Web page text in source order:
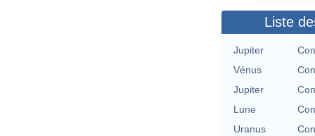
Liste
Jupiter
Vénus
Jupiter
Lune
Uranus